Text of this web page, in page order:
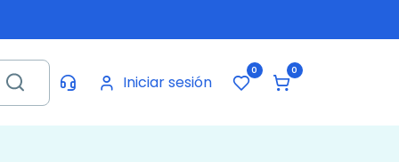
Iniciar sesión
0 0